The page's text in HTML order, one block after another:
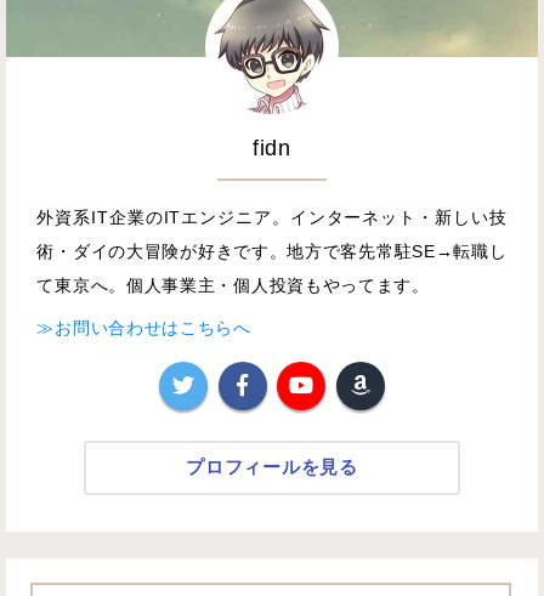
fidn
外資系IT企業のITエンジニア。インターネット・新しい技
術・ダイの大冒険が好きです。地方で客先常駐SE→転職し
て東京へ。個人事業主・個人投資もやってます。
≫お問い合わせはこちらへ
プロフィールを見る